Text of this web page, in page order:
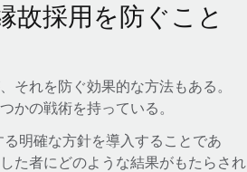
故採用を防ぐこと
それを防ぐ効果的な方法もある。
かの戦術を持っている。
明確な方針を導入することであ
た者にどのような結果がもたらされ